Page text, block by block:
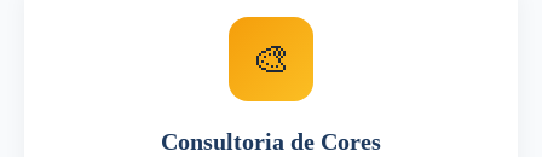
🎨
Consultoria de Cores